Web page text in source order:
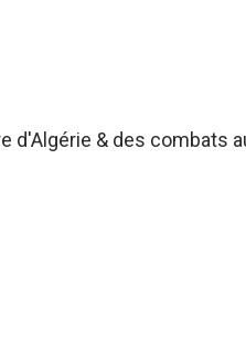
d'Algérie & des combats